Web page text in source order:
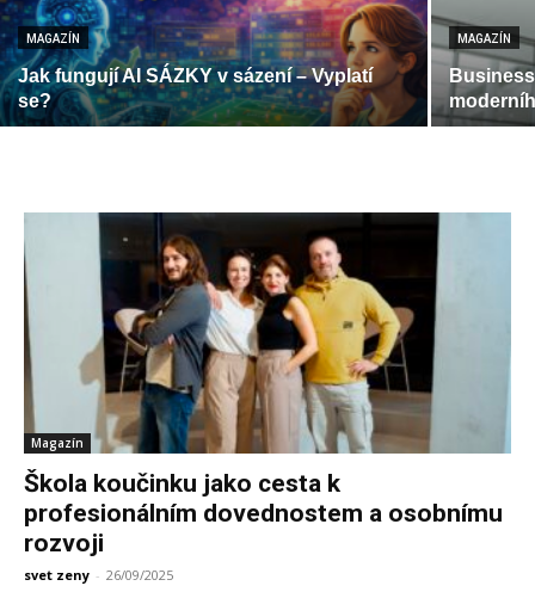
MAGAZÍN
Jak fungují AI SÁZKY v sázení – Vyplatí
se?
MAGAZÍN
Magazín
Škola koučinku jako cesta k
profesionálním dovednostem a osobnímu
rozvoji
svet zeny - 26/09/2025